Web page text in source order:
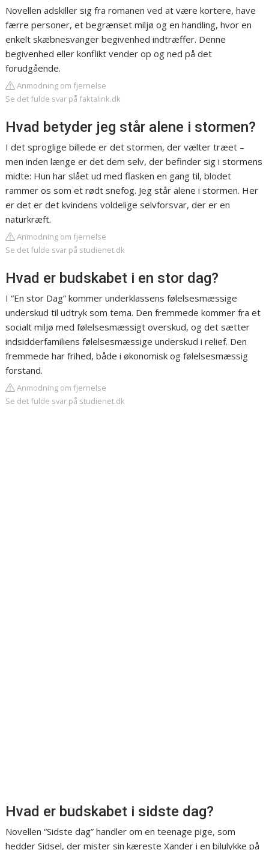
Novellen adskiller sig fra romanen ved at være kortere, have
færre personer, et begrænset miljø og en handling, hvor en
enkelt skæbnesvanger begivenhed indtræffer. Denne
begivenhed eller konflikt vender op og ned på det
forudgående.
Anmodning om fjernelse
Se det fulde svar på faktalink.dk
Hvad betyder jeg står alene i stormen?
I det sproglige billede er det stormen, der vælter træet –
men inden længe er det dem selv, der befinder sig i stormens
midte: Hun har slået ud med flasken en gang til, blodet
rammer os som et rødt snefog. Jeg står alene i stormen. Her
er det er det kvindens voldelige selvforsvar, der er en
naturkræft.
Anmodning om fjernelse
Se det fulde svar på studienet.dk
Hvad er budskabet i en stor dag?
I “En stor Dag” kommer underklassens følelsesmæssige
underskud til udtryk som tema. Den fremmede kommer fra et
socialt miljø med følelsesmæssigt overskud, og det sætter
indsidderfamiliens følelsesmæssige underskud i relief. Den
fremmede har frihed, både i økonomisk og følelsesmæssig
forstand.
Anmodning om fjernelse
Se det fulde svar på studienet.dk
Hvad er budskabet i sidste dag?
Novellen “Sidste dag” handler om en teenage pige, som
hedder Sidsel, der mister sin kæreste Xander i en bilulykke på